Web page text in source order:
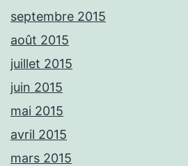
septembre 2015
août 2015
juillet 2015
juin 2015
mai 2015
avril 2015
mars 2015